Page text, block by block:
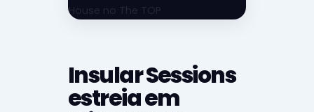
Insular Sessions
estreia em